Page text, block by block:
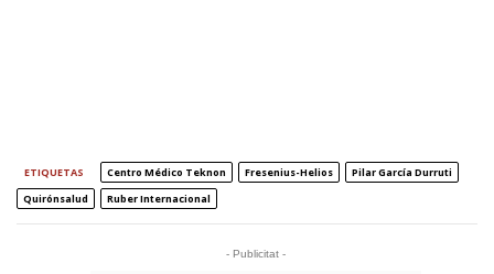
ETIQUETAS Centro Médico Teknon Fresenius-Helios
Pilar García Durruti
Quirónsalud
Ruber Internacional
- Publicitat -